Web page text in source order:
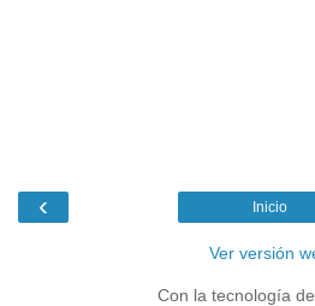
‹ Inicio
Ver versión
Con la tecnología de